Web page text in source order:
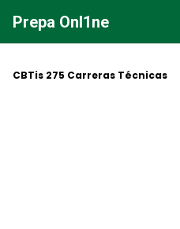
contenido
Prepa Onl1ne
CBTis 275 Carreras Técnicas